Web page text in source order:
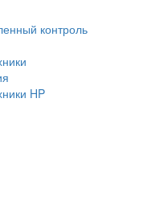
контроль
HP